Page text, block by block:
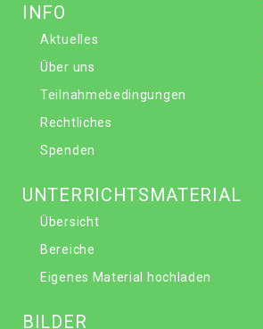
INFO
Aktuelles
Über uns
Teilnahmebedingungen
Rechtliches
Spenden
UNTERRICHTSMATERIAL
Übersicht
Bereiche
Eigenes Material hochladen
BILDER